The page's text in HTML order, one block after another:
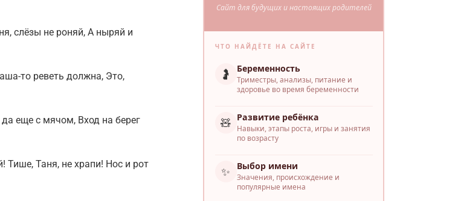
слёзы не роняй, А ныряй и
то реветь должна, Это,
еще с мячом, Вход на берег
Таня, не храпи! Нос и рот
Сайт для будущих и настоящих родителей
ЧТО НАЙДЁТЕ НА САЙТЕ
🤰 Беременность
Триместры, анализы, питание и
здоровье во время беременности
🧸 Развитие ребёнка
Навыки, этапы роста, игры и занятия
по возрасту
✨ Выбор имени
Значения, происхождение и
популярные имена